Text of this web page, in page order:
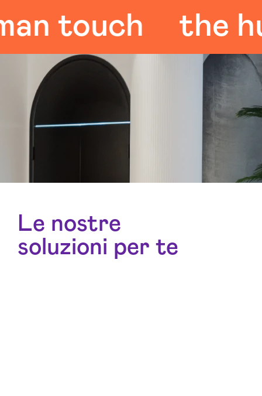
the
Le nostre
soluzioni per te